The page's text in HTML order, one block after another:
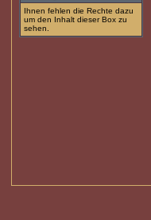
Ihnen fehlen die Rechte dazu
um den Inhalt dieser Box zu
sehen.